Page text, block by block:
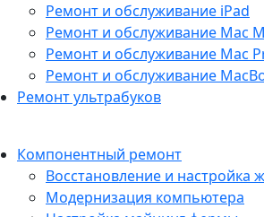
Ремонт и обслуживание iPad
Ремонт и обслуживание Mac
Ремонт и обслуживание Mac
Ремонт и обслуживание
Ремонт ультрабуков
Компонентный ремонт
Восстановление и настройка
Модернизация компьютера